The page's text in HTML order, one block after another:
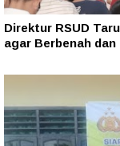
Direktur RSUD
agar Berbenah